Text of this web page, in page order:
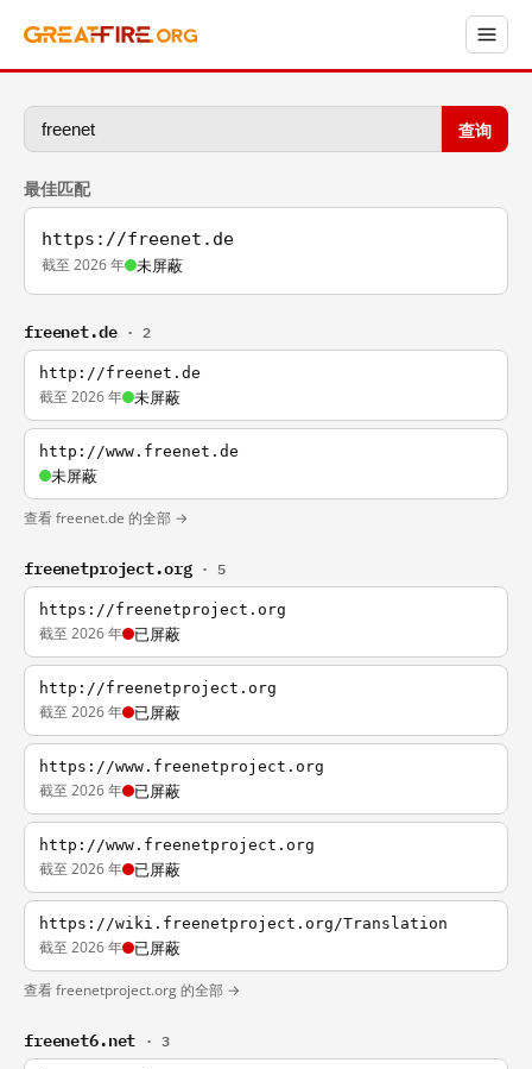
查询
最佳匹配
https://freenet.de
截至 2026 年 未屏蔽
freenet.de · 2
http://freenet.de
截至 2026 年 未屏蔽
http://www.freenet.de
未屏蔽
查看 freenet.de 的全部 →
freenetproject.org · 5
https://freenetproject.org
截至 2026 年 已屏蔽
http://freenetproject.org
截至 2026 年 已屏蔽
https://www.freenetproject.org
截至 2026 年 已屏蔽
http://www.freenetproject.org
截至 2026 年 已屏蔽
https://wiki.freenetproject.org/Translation
截至 2026 年 已屏蔽
查看 freenetproject.org 的全部 →
freenet6.net · 3